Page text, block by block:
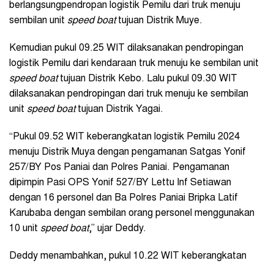
berlangsungpendropan logistik Pemilu dari truk menuju
sembilan unit speed boattujuan Distrik Muye.
Kemudian pukul 09.25 WIT dilaksanakan pendropingan
logistik Pemilu dari kendaraan truk menuju ke sembilan unit
speed boattujuan Distrik Kebo. Lalu pukul 09.30 WIT
dilaksanakan pendropingan dari truk menuju ke sembilan
unit speed boattujuan Distrik Yagai.
“Pukul 09.52 WIT keberangkatan logistik Pemilu 2024
menuju Distrik Muya dengan pengamanan Satgas Yonif
257/BY Pos Paniai dan Polres Paniai. Pengamanan
dipimpin Pasi OPS Yonif 527/BY Lettu Inf Setiawan
dengan 16 personel dan Ba Polres Paniai Bripka Latif
Karubaba dengan sembilan orang personel menggunakan
10 unit speed boat,” ujar Deddy.
Deddy menambahkan, pukul 10.22 WIT keberangkatan